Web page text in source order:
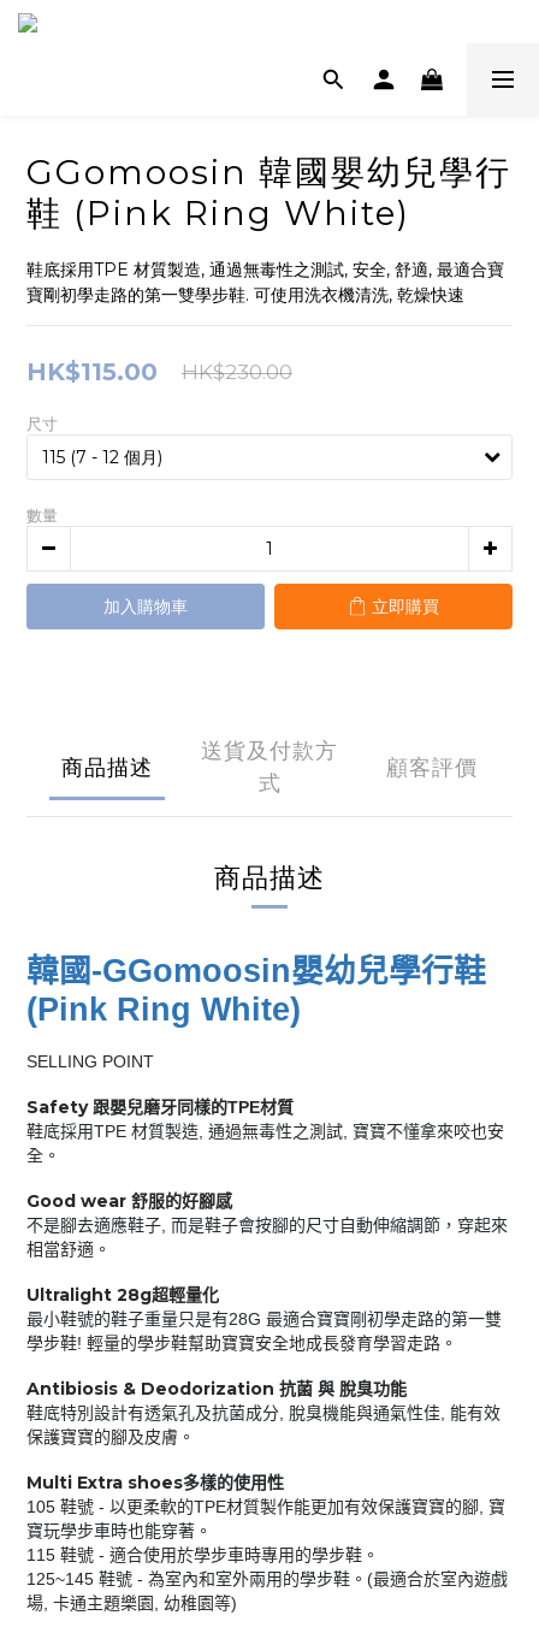
GGomoosin 韓國嬰幼兒學行
鞋 (Pink Ring White)
鞋底採用TPE 材質製造, 通過無毒性之測試, 安全, 舒適, 最適合寶
寶剛初學走路的第一雙學步鞋. 可使用洗衣機清洗, 乾燥快速
HK$115.00 HK$230.00
尺寸
數量
加入購物車 立即購買
商品描述
送貨及付款方
式
顧客評價
商品描述
韓國-GGomoosin嬰幼兒學行鞋
(Pink Ring White)
SELLING POINT
Safety 跟嬰兒磨牙同樣的TPE材質
鞋底採用TPE 材質製造 通過無毒性之測試 寶寶不懂拿來咬也安
全。
Good wear 舒服的好腳感
不是腳去適應鞋子 而是鞋子會按腳的尺寸自動伸縮調節，穿起來
相當舒適。
Ultralight 28g超輕量化
最小鞋號的鞋子重量只是有28G 最適合寶寶剛初學走路的第一雙
學步鞋! 輕量的學步鞋幫助寶寶安全地成長發育學習走路。
Antibiosis & Deodorization 抗菌 與 脫臭功能
鞋底特別設計有透氣孔及抗菌成分 脫臭機能與通氣性佳 能有效
保護寶寶的腳及皮膚。
Multi Extra shoes多樣的使用性
105 鞋號 - 以更柔軟的TPE材質製作能更加有效保護寶寶的腳
寶
寶玩學步車時也能穿著。
115 鞋號 - 適合使用於學步車時專用的學步鞋。
125~145 鞋號 - 為室內和室外兩用的學步鞋。 (最適合於室內遊戲
場 卡通主題樂園 幼稚園等)